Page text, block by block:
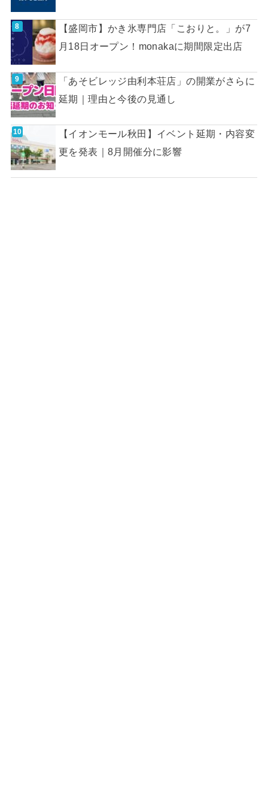
【盛岡市】かき氷専門店「こおりと。」が7
月18日オープン！monakaに期間限定出店
「あそビレッジ由利本荘店」の開業がさらに
延期｜理由と今後の見通し
【イオンモール秋田】イベント延期・内容変
更を発表｜8月開催分に影響